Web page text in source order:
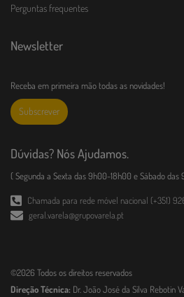
Perguntas frequentes
Newsletter
Receba em primeira mão todas as novidades!
Subscrever
Dúvidas? Nós Ajudamos.
( Segunda a Sexta das 9h00-18h00 e Sábado das
Chamada para rede móvel nacional (+351)
geral.varela@grupovarela.pt
©2026 Todos os direitos reservados
Direção Técnica: Dr. João José da Silva Rebotin